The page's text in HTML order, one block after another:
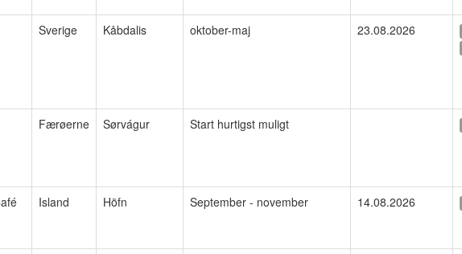
Sverige Kåbdalis oktober-maj 23.08.2026
Færøerne Sørvágur Start hurtigst muligt
Island Höfn September - november 14.08.2026